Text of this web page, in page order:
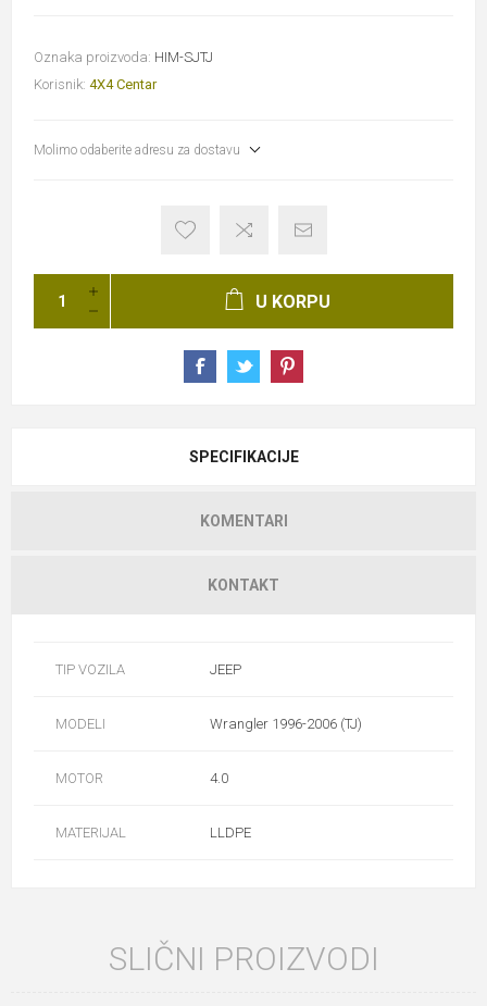
Oznaka proizvoda: HIM-SJTJ
Korisnik: 4X4 Centar
Molimo odaberite adresu za dostavu
U KORPU
SPECIFIKACIJE
KOMENTARI
KONTAKT
TIP VOZILA JEEP
MODELI Wrangler 1996-2006 (TJ)
MOTOR 4.0
MATERIJAL LLDPE
SLIČNI PROIZVODI